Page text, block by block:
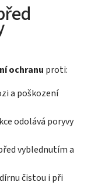
ochranu proti:
a poškození
odolává poryvy
vyblednutím a
čistou i při